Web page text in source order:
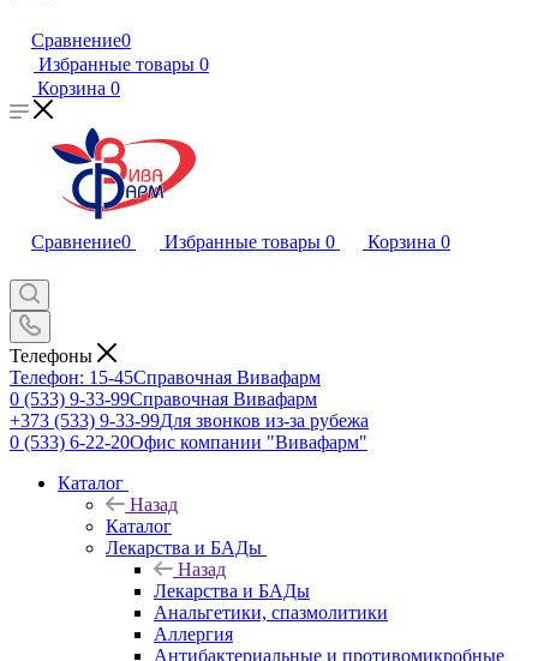
Сравнение0
Избранные товары 0
Корзина 0
Сравнение0 Избранные товары 0 Корзина 0
Телефоны
Телефон: 15-45Справочная Вивафарм
0 (533) 9-33-99Справочная Вивафарм
+373 (533) 9-33-99Для звонков из-за рубежа
0 (533) 6-22-20Офис компании "Вивафарм"
Каталог
Назад
Каталог
Лекарства и БАДы
Назад
Лекарства и БАДы
Анальгетики, спазмолитики
Аллергия
Антибактериальные и противомикробные